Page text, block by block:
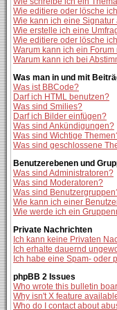
Wie editiere oder lösche
Wie kann ich eine
Wie erstelle ich eine
Wie editiere oder lösche
Warum kann ich ein Forum
Warum kann ich bei
Was man in und mit
Was ist BBCode?
Darf ich HTML benutzen?
Was sind Smilies?
Darf ich Bilder einfügen?
Was sind Ankündigungen?
Was sind Wichtige
Was sind geschlossene
Benutzerebenen und
Was sind Administratoren?
Was sind Moderatoren?
Was sind
Wie kann ich einer
Wie werde ich ein
Private Nachrichten
Ich kann keine Privaten
Ich erhalte dauernd
Ich habe eine Spam- oder
phpBB 2 Issues
Who wrote this bulletin
Why isn't X feature
Who do I contact about